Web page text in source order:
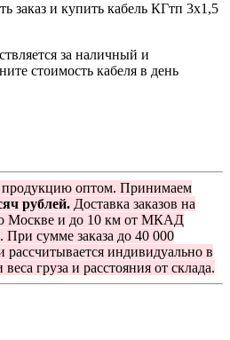
заказ и купить кабель КГтп 3х1,5
за наличный и
стоимость кабеля в день
оптом. Принимаем
рублей. Доставка заказов на
Москве и до 10 км от МКАД
При сумме заказа до 40 000
рассчитывается индивидуально в
груза и расстояния от склада.